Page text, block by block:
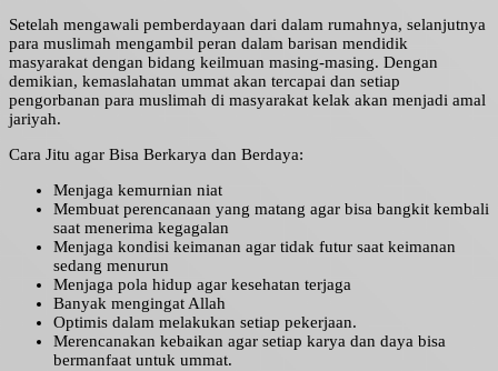
Setelah mengawali pemberdayaan dari dalam rumahnya, selanjutnya
para muslimah mengambil peran dalam barisan mendidik
masyarakat dengan bidang keilmuan masing-masing. Dengan
demikian, kemaslahatan ummat akan tercapai dan setiap
pengorbanan para muslimah di masyarakat kelak akan menjadi amal
jariyah.
Cara Jitu agar Bisa Berkarya dan Berdaya:
Menjaga kemurnian niat
Membuat perencanaan yang matang agar bisa bangkit kembali
saat menerima kegagalan
Menjaga kondisi keimanan agar tidak futur saat keimanan
sedang menurun
Menjaga pola hidup agar kesehatan terjaga
Banyak mengingat Allah
Optimis dalam melakukan setiap pekerjaan.
Merencanakan kebaikan agar setiap karya dan daya bisa
bermanfaat untuk ummat.